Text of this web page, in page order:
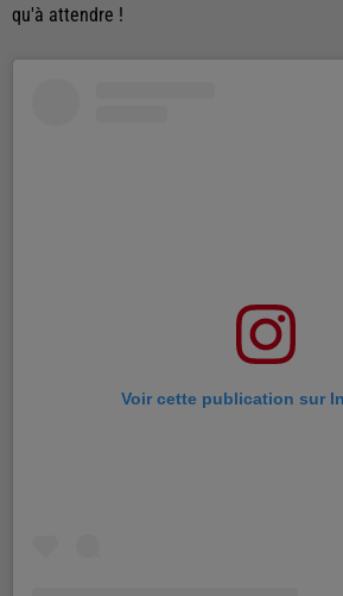
qu'à attendre !
Voir cette publication sur